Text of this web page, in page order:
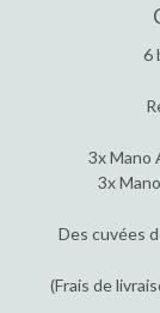
6
3x Mano
3x
Des cuvées
(Frais de